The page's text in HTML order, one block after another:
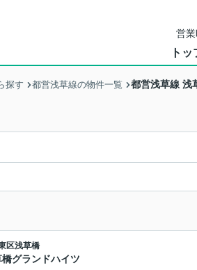
営
トッ
探す 都営浅草線の物件一覧 都営浅草線 浅
区浅草橋
グランドハイツ